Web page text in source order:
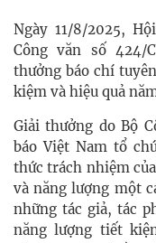
Ngày 11/8/2025,
Công văn số 424/
thưởng báo chí
kiệm và hiệu quả
Giải thưởng do Bộ
báo Việt Nam tổ
thức trách nhiệm
và năng lượng một
những tác giả, tác
năng lượng tiết